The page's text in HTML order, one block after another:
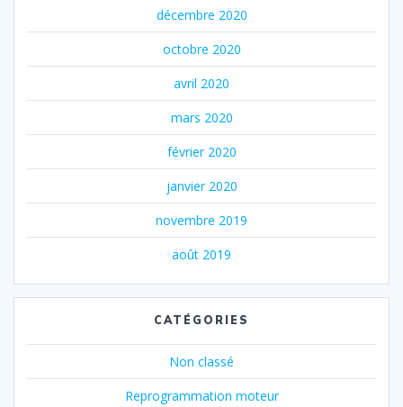
décembre 2020
octobre 2020
avril 2020
mars 2020
février 2020
janvier 2020
novembre 2019
août 2019
CATÉGORIES
Non classé
Reprogrammation moteur